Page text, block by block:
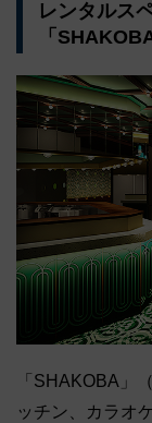
レンタルス
「SHAKOBA
「SHAKOBA」
ッチン、カラオ